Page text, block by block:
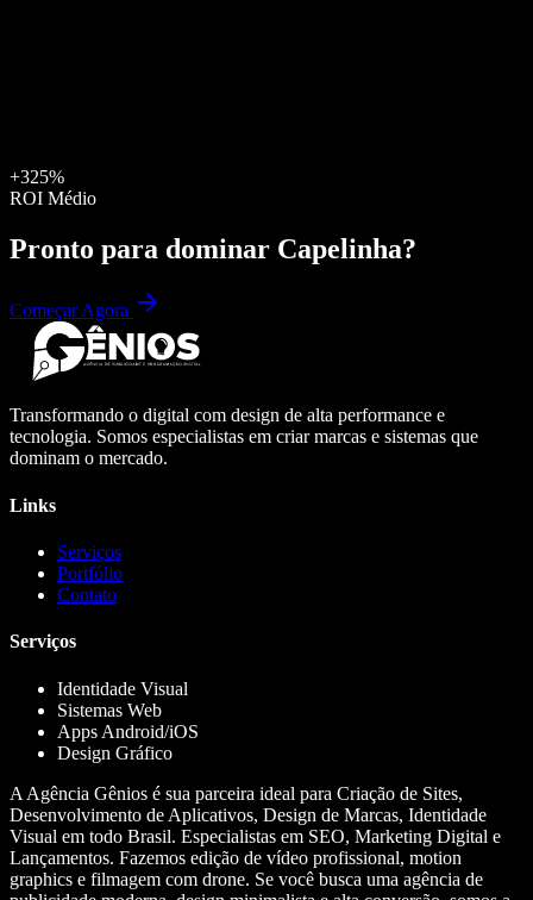
+325%
ROI Médio
Pronto para dominar Capelinha?
Começar Agora
Transformando o digital com design de alta performance e
tecnologia. Somos especialistas em criar marcas e sistemas que
dominam o mercado.
Links
Serviços
Portfólio
Contato
Serviços
Identidade Visual
Sistemas Web
Apps Android/iOS
Design Gráfico
A Agência Gênios é sua parceira ideal para Criação de Sites,
Desenvolvimento de Aplicativos, Design de Marcas, Identidade
Visual em todo Brasil. Especialistas em SEO, Marketing Digital e
Lançamentos. Fazemos edição de vídeo profissional, motion
graphics e filmagem com drone. Se você busca uma agência de